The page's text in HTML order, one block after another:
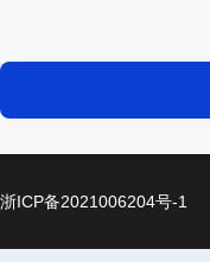
浙ICP备2021006204号-1